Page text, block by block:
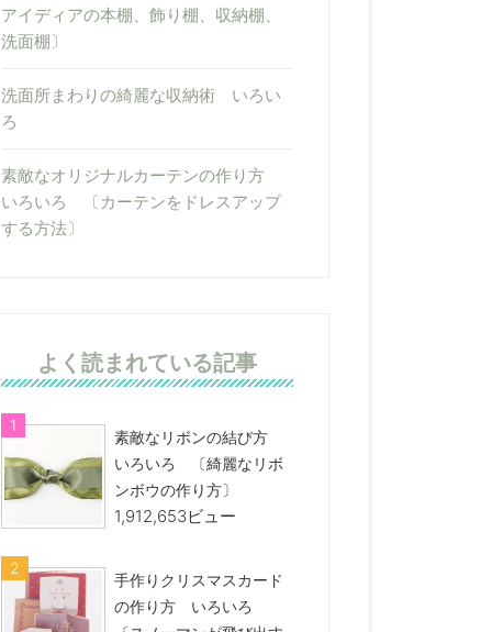
アイディアの本棚、飾り棚、収納棚、
洗面棚〕
洗面所まわりの綺麗な収納術 いろい
ろ
素敵なオリジナルカーテンの作り方
いろいろ 〔カーテンをドレスアップ
する方法〕
よく読まれている記事
素敵なリボンの結び方
いろいろ 〔綺麗なリボ
ンボウの作り方〕
1,912,653ビュー
手作りクリスマスカード
の作り方 いろいろ